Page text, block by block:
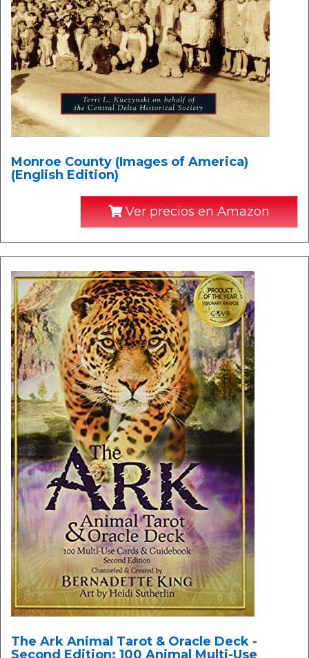
Monroe County (Images of America)
(English Edition)
Ver precios en Amazon
The Ark Animal Tarot & Oracle Deck -
Second Edition: 100 Animal Multi-Use